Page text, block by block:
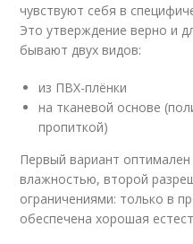
чувствуют себя в
Это утверждение верно и
бывают двух видов:
из ПВХ-плёнки
на тканевой основе
пропиткой)
Первый вариант
влажностью, второй
ограничениями: только в
обеспечена хорошая